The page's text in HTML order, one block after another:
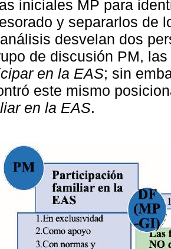
iniciales MP para
y separarlos de
desvelan dos
de discusión PM,
en la EAS; sin
este mismo
en la EAS.